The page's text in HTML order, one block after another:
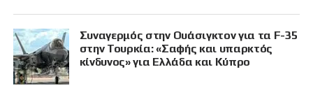
Συναγερμός στην Ουάσιγκτον για τα F-35
στην Τουρκία: «Σαφής και υπαρκτός
κίνδυνος» για Ελλάδα και Κύπρο